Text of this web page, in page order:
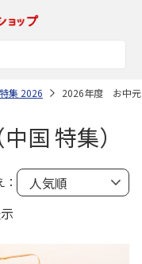
集 2026 2026年度 お中元
国 特集）